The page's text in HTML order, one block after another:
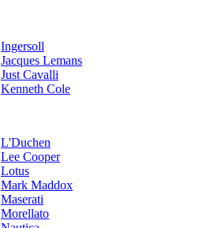
Ingersoll
Jacques Lemans
Just Cavalli
Kenneth Cole
L'Duchen
Lee Cooper
Lotus
Mark Maddox
Maserati
Morellato